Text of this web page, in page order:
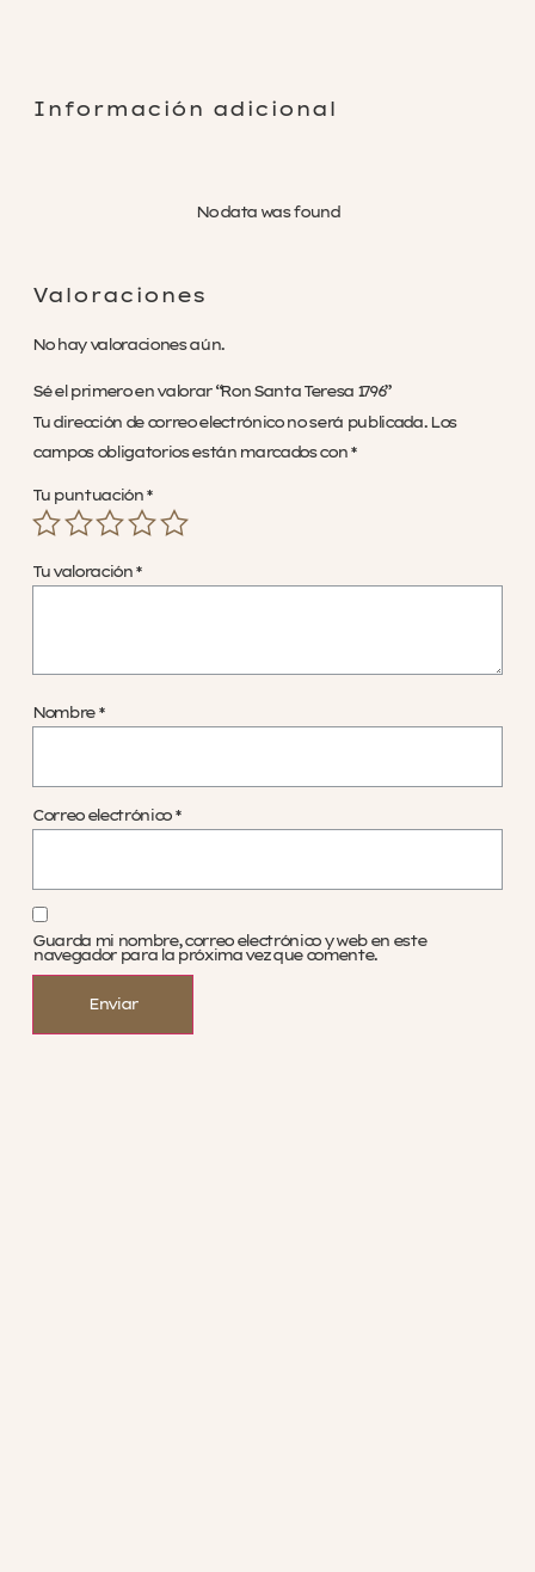
Información adicional
No data was found
Valoraciones
No hay valoraciones aún.
Sé el primero en valorar “Ron Santa Teresa 1796”
Tu dirección de correo electrónico no será publicada. Los
campos obligatorios están marcados con *
Tu puntuación *
Tu valoración *
Nombre *
Correo electrónico *
Guarda mi nombre, correo electrónico y web en este
navegador para la próxima vez que comente.